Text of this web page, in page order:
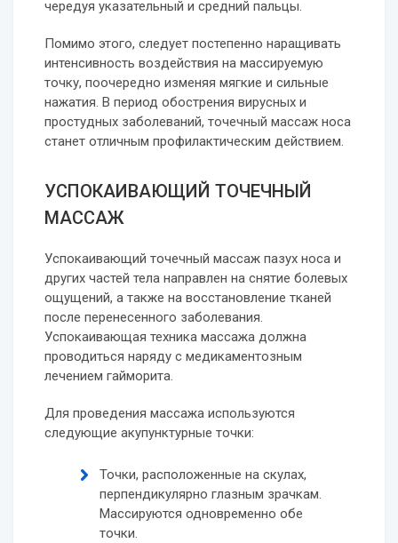
чередуя указательный и средний пальцы.
Помимо этого, следует постепенно наращивать
интенсивность воздействия на массируемую
точку, поочередно изменяя мягкие и сильные
нажатия. В период обострения вирусных и
простудных заболеваний, точечный массаж носа
станет отличным профилактическим действием.
УСПОКАИВАЮЩИЙ ТОЧЕЧНЫЙ
МАССАЖ
Успокаивающий точечный массаж пазух носа и
других частей тела направлен на снятие болевых
ощущений, а также на восстановление тканей
после перенесенного заболевания.
Успокаивающая техника массажа должна
проводиться наряду с медикаментозным
лечением гайморита.
Для проведения массажа используются
следующие акупунктурные точки:
Точки, расположенные на скулах,
перпендикулярно глазным зрачкам.
Массируются одновременно обе
точки.